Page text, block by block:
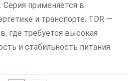
Серия применяется в
и транспорте. TDR —
где требуется высокая
и стабильность питания.